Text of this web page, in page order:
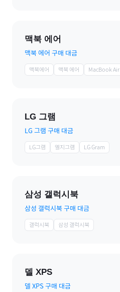
맥북 에어
맥북 에어 구매 대금
맥북에어 맥북 에어 MacBook Air
LG 그램
LG 그램 구매 대금
LG그램 엘지그램 LG Gram
삼성 갤럭시북
삼성 갤럭시북 구매 대금
갤럭시북 삼성 갤럭시북
델 XPS
델 XPS 구매 대금